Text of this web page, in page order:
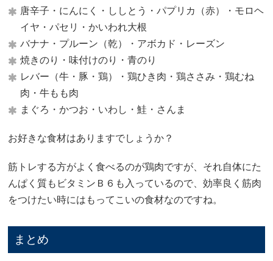
唐辛子・にんにく・ししとう・パプリカ（赤）・モロヘ
イヤ・パセリ・かいわれ大根
バナナ・プルーン（乾）・アボカド・レーズン
焼きのり・味付けのり・青のり
レバー（牛・豚・鶏）・鶏ひき肉・鶏ささみ・鶏むね
肉・牛もも肉
まぐろ・かつお・いわし・鮭・さんま
お好きな食材はありますでしょうか？
筋トレする方がよく食べるのが鶏肉ですが、それ自体にた
んぱく質もビタミンＢ６も入っているので、効率良く筋肉
をつけたい時にはもってこいの食材なのですね。
まとめ